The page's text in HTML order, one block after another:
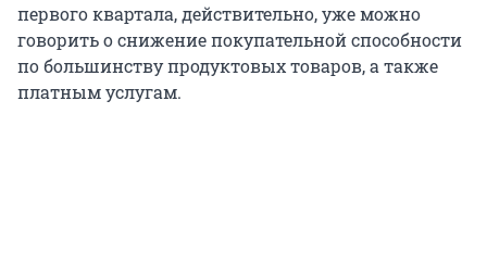
первого квартала, действительно, уже можно
говорить о снижение покупательной способности
по большинству продуктовых товаров, а также
платным услугам.